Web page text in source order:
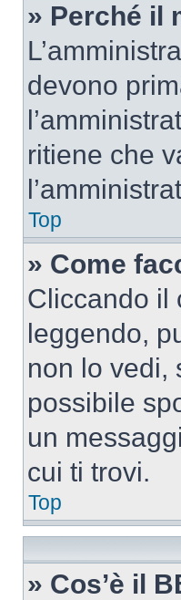
» Perché il
devono
ritiene che
Top
» Come
Cliccando il
leggendo,
non lo vedi,
possibile
un
cui ti trovi.
Top
» Cos’è il